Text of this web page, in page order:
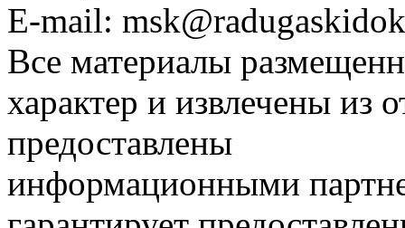
E-mail:
Все материалы
характер и извлечены из
предоставлены
информационными